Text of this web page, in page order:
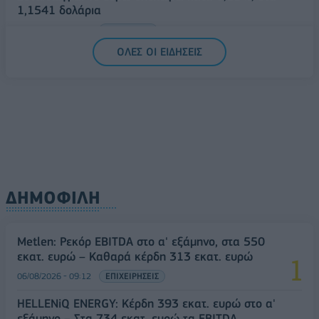
1,1541 δολάρια
ΟΛΕΣ ΟΙ ΕΙΔΗΣΕΙΣ
ΔΗΜΟΦΙΛΗ
Metlen: Ρεκόρ EBITDA στο α' εξάμηνο, στα 550
εκατ. ευρώ – Καθαρά κέρδη 313 εκατ. ευρώ
06/08/2026 - 09:12 ΕΠΙΧΕΙΡΗΣΕΙΣ
HELLENiQ ENERGY: Κέρδη 393 εκατ. ευρώ στο α'